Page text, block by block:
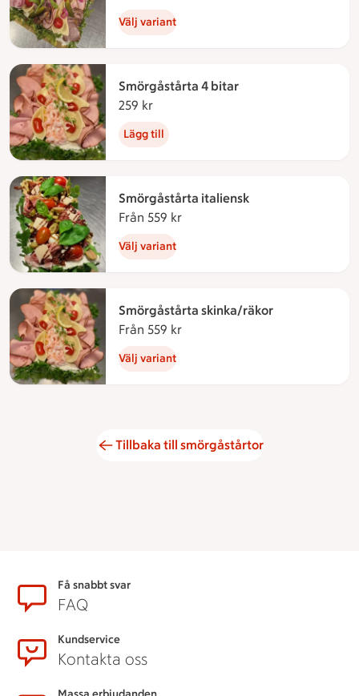
Välj variant
Smörgåstårta 4 bitar
259 kr
Lägg till
Smörgåstårta italiensk
Från 559 kr
Välj variant
Smörgåstårta skinka/räkor
Från 559 kr
Välj variant
Tillbaka till smörgåstårtor
SidfotFå snabbt svar
FAQ
Kundservice
Kontakta oss